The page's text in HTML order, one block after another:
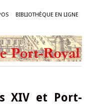
BIBLIOTHÈQUE EN LIGNE
XIV et Port-